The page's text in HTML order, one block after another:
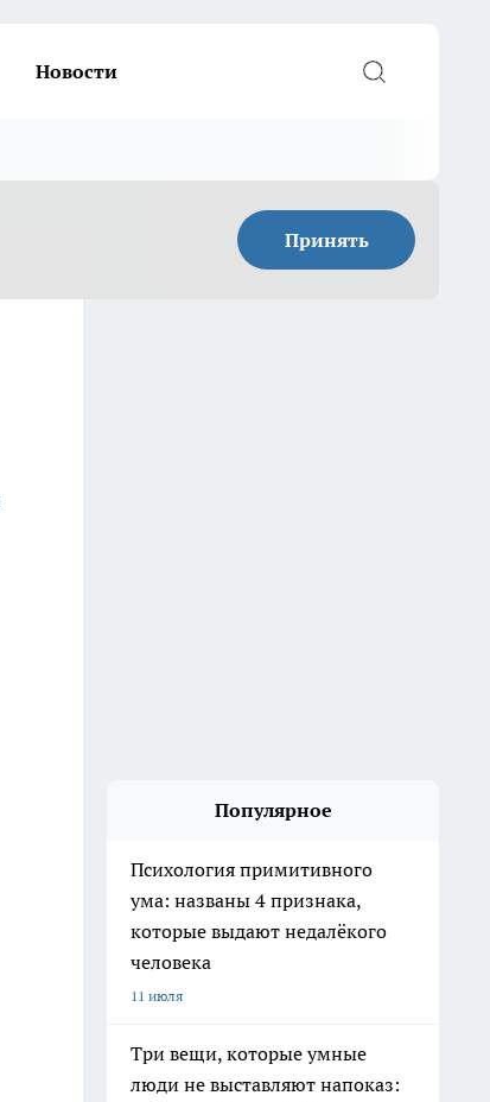
Новости
Принять
Популярное
Психология примитивного
ума: названы 4 признака,
которые выдают недалёкого
человека
11 июля
Три вещи, которые умные
люди не выставляют напоказ: